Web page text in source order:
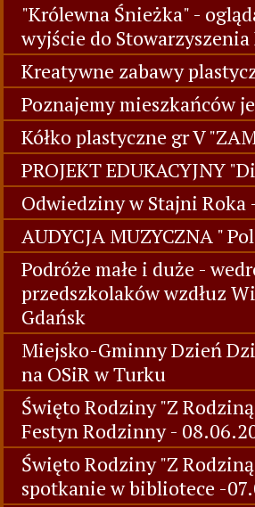
"Królewna Śnieżka" -
wyjście do
Kreatywne zabawy
Poznajemy mieszkańców
Kółko plastyczne gr V
PROJEKT EDUKACYJNY
Odwiedziny w Stajni Roka
AUDYCJA MUZYCZNA "
Podróże małe i duże -
przedszkolaków wzdłuz
Gdańsk
Miejsko-Gminny Dzień
na OSiR w Turku
Święto Rodziny "Z
Festyn Rodzinny -
Święto Rodziny "Z
spotkanie w bibliotece -